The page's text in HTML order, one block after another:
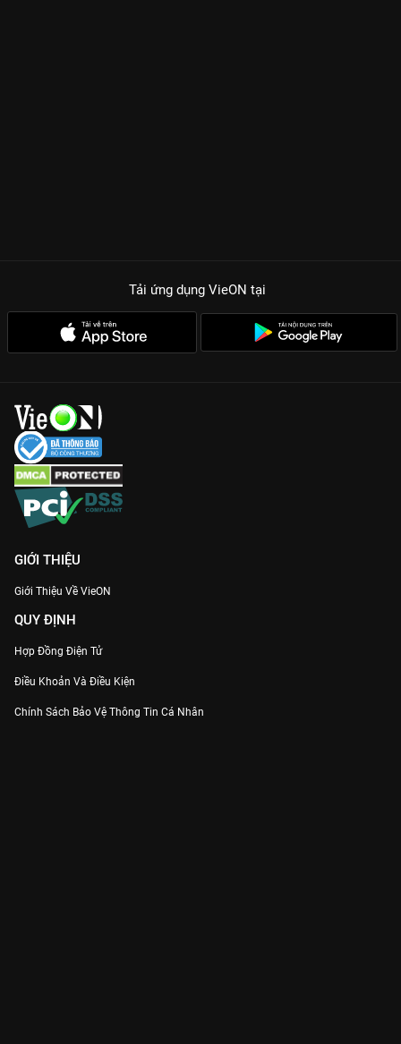
Tải ứng dụng VieON tại
GIỚI THIỆU
Giới Thiệu Về VieON
QUY ĐỊNH
Hợp Đồng Điện Tử
Điều Khoản Và Điều Kiện
Chính Sách Bảo Vệ Thông Tin Cá Nhân